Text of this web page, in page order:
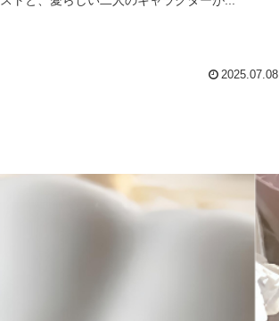
2025.07.08